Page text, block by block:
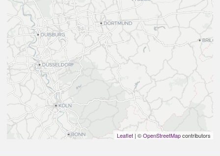
Leaflet | ©OpenStreetMapcontributors